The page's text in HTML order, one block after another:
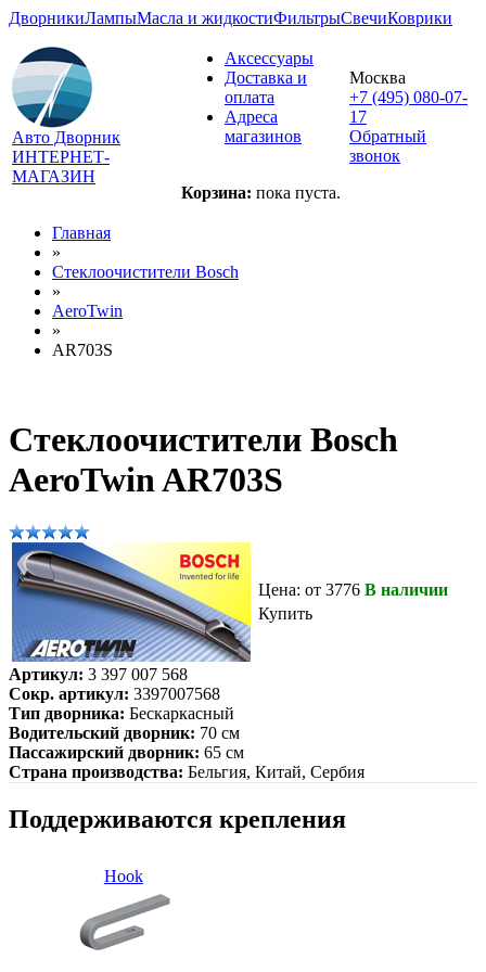
ДворникиЛампыМасла и жидкостиФильтрыСвечиКоврики
Авто Дворник
ИНТЕРНЕТ-
МАГАЗИН
Аксессуары
Доставка и
оплата
Адреса
магазинов
Корзина: пока пуста.
Москва
+7 (495) 080-07-
17
Обратный
звонок
Главная
»
Стеклоочистители Bosch
»
AeroTwin
»
AR703S
Стеклоочистители Bosch
AeroTwin AR703S
Цена: от 3776 В наличии
Купить
Артикул: 3 397 007 568
Сокр. артикул: 3397007568
Тип дворника: Бескаркасный
Водительский дворник: 70 см
Пассажирский дворник: 65 см
Страна производства: Бельгия, Китай, Сербия
Поддерживаются крепления
Hook